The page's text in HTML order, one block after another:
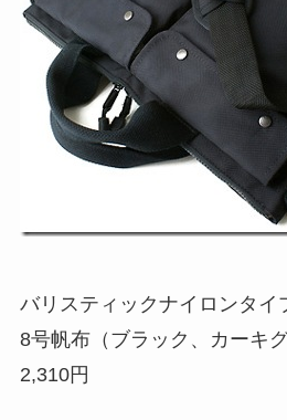
バリスティックナイロンタイ
8号帆布（ブラック、カーキ
2,310円